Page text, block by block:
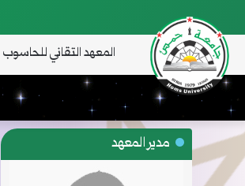
المعهد التقاني للحاسوب
مدير المعهد